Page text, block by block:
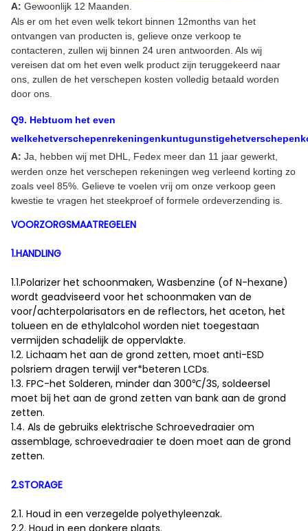
A: Gewoonlijk 12 Maanden.
Als er om het even welk tekort binnen 12months van het
ontvangen van producten is, gelieve onze verkoop te
contacteren, zullen wij binnen 24 uren antwoorden. Als wij
vereisen dat om het even welk product zijn teruggekeerd naar
ons, zullen de het verschepen kosten volledig betaald worden
door ons.
Q9. Hebtuom het even
A: Ja, hebben wij met DHL, Fedex meer dan 11 jaar gewerkt,
werden onze het verschepen rekeningen weg verleend korting zo
zoals veel 85%. Gelieve te voelen vrij om onze verkoop geen
kwestie te vragen het steekproef of formele ordeverzending is.
VOORZORGSMAATREGELEN
1.HANDLING
1.1.Polarizer het schoonmaken, Wasbenzine (of N-hexane)
wordt geadviseerd voor het schoonmaken van de
voor/achterpolarisators en de reflectors, het aceton, het
tolueen en de ethylalcohol worden niet toegestaan
vermijden schadelijk de oppervlakte.
1.2. Lichaam het aan de grond zetten, moet anti-ESD
polsriem dragen terwijl ver*beteren LCDs.
1.3. FPC-het Solderen, minder dan 300℃/3S, soldeersel
moet bij het aan de grond zetten van bank aan de grond
zetten.
1.4. Als de gebruiks elektrische Schroevedraaier om
assemblage, schroevedraaier te doen moet aan de grond
zetten.
2.STORAGE
2.1. Houd in een verzegelde polyethyleenzak.